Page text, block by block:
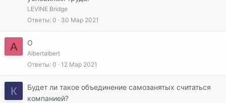
LEVINE Bridge
Ответы 0 30 Мар 2021
A О
Albertalbert
Ответы 0 12 Мар 2021
К
Будет ли такое объединение самозанятых считаться
компанией?